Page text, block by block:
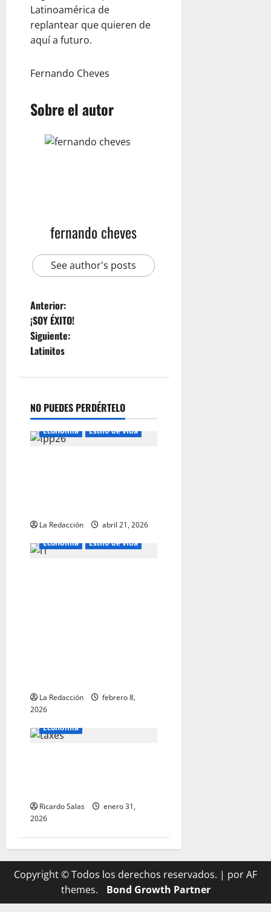
Latinoamérica de
replantear que quieren de
aquí a futuro.
Fernando Cheves
Sobre el autor
fernando cheves
See author's posts
Anterior:
¡SOY ÉXITO!
Siguiente:
Latinitos
NO PUEDES PERDÉRTELO
Economía Estilo de vida
La Redacción
abril 21, 2026
Economía
Estilo de vida
La Redacción
febrero 8,
2026
Economía
Ricardo Salas
enero 31,
2026
Copyright © Todos los derechos reservados. | por AF
themes.